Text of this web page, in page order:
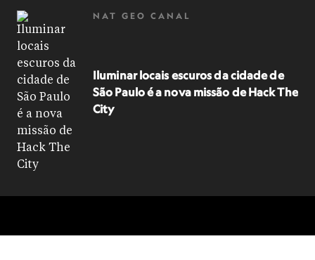
NAT GEO CANAL
Iluminar locais escuros da cidade de
São Paulo é a nova missão de Hack The
City